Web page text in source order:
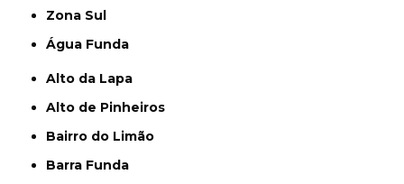
Zona Sul
Água Funda
Alto da Lapa
Alto de Pinheiros
Bairro do Limão
Barra Funda